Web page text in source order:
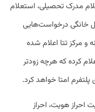
مدرک تحصیلی، استعلام
خانگی درخواست‌هایی
و مرکز تتا اعلام شده
کرده که هرچه زودتر
امتا خواهد کرد.
احراز هویت، احراز